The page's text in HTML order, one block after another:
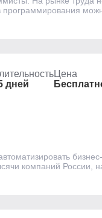
дней
Цена
компаний России,